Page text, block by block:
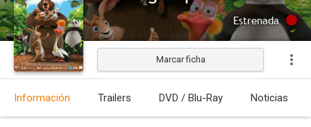
Estrenada
Marcar ficha
Información Trailers DVD / Blu-Ray Noticias